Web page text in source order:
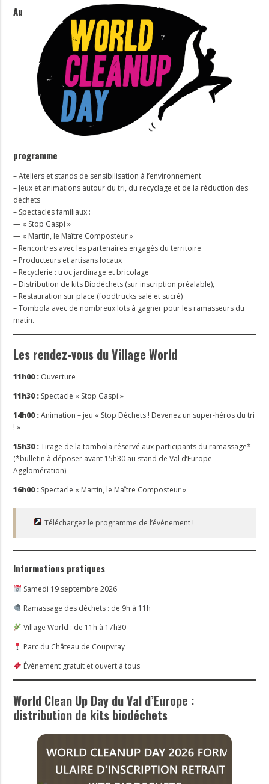
Au
programme
– Ateliers et stands de sensibilisation à l’environnement
– Jeux et animations autour du tri, du recyclage et de la réduction des
déchets
– Spectacles familiaux :
— « Stop Gaspi »
— « Martin, le Maître Composteur »
– Rencontres avec les partenaires engagés du territoire
– Producteurs et artisans locaux
– Recyclerie : troc jardinage et bricolage
– Distribution de kits Biodéchets (sur inscription préalable),
– Restauration sur place (foodtrucks salé et sucré)
– Tombola avec de nombreux lots à gagner pour les ramasseurs du
matin.
Les rendez-vous du Village World
11h00 : Ouverture
11h30 : Spectacle « Stop Gaspi »
14h00 :Animation – jeu « Stop Déchets ! Devenez un super-héros du tri
! »
15h30 :Tirage de la tombola réservé aux participants du ramassage*
(*bulletin à déposer avant 15h30 au stand de Val d’Europe
Agglomération)
16h00 : Spectacle « Martin, le Maître Composteur »
Téléchargez le programme de l’évènement !
Informations pratiques
Samedi 19 septembre 2026
Ramassage des déchets : de 9h à 11h
Village World : de 11h à 17h30
Parc du Château de Coupvray
Événement gratuit et ouvert à tous
World Clean Up Day du Val d’Europe :
distribution de kits biodéchets